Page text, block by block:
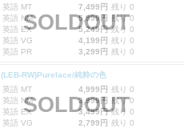
英語 MT
7,499円 残り 0
英語 NM
5,999円 残り 0
英語 EX
5,249円 残り 0
英語 VG
4,199円 残り 0
英語 PR
3,299円 残り 0
SOLDOUT
(LEB-RW)Purelace/純粋の色
英語 MT
4,999円 残り 0
英語 NM
3,999円 残り 0
英語 EX
3,499円 残り 0
英語 VG
2,799円 残り 0
SOLDOUT